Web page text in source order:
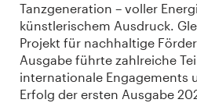
Tanzgeneration – voller
künstlerischem Ausdruck.
Projekt für nachhaltige
Ausgabe führte zahlreiche
internationale Engagements
Erfolg der ersten Ausgabe